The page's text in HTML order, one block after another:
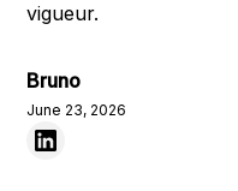
vigueur.
Bruno
June 23, 2026